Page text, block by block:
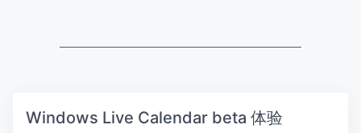
Windows Live Calendar beta 体验